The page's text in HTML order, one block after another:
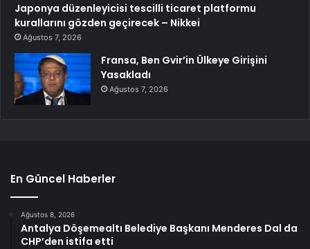
Japonya düzenleyicisi tescilli ticaret platformu
kurallarını gözden geçirecek – Nikkei
Ağustos 7, 2026
Fransa, Ben Gvir’in Ülkeye Girişini
Yasakladı
Ağustos 7, 2026
En Güncel Haberler
Ağustos 8, 2026
Antalya Döşemealtı Belediye Başkanı Menderes Dal da
CHP’den istifa etti